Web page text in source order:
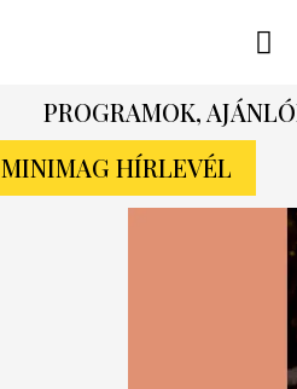
PROGRAMOK,
MINIMAG HÍRLEVÉL